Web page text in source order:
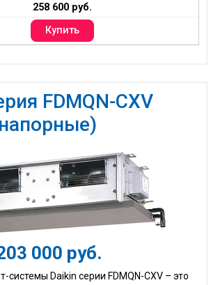
258 600 руб.
FDMQN-CXV
000 руб.
системы Daikin серии FDMQN-CXV – это